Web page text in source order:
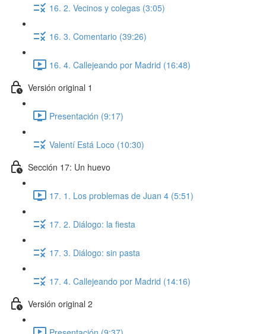
16. 2. Vecinos y colegas (3:05)
16. 3. Comentario (39:26)
16. 4. Callejeando por Madrid (16:48)
Versión original 1
Presentación (9:17)
Valentí Está Loco (10:30)
Sección 17: Un huevo
17. 1. Los problemas de Juan 4 (5:51)
17. 2. Diálogo: la fiesta
17. 3. Diálogo: sin pasta
17. 4. Callejeando por Madrid (14:16)
Versión original 2